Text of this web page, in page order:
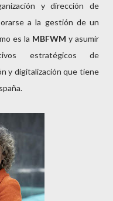
y dirección de
a la gestión de un
es la MBFWM y asumir
estratégicos de
y digitalización que tiene